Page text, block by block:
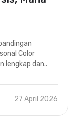
Color
lengkap dan..
27 April 2026